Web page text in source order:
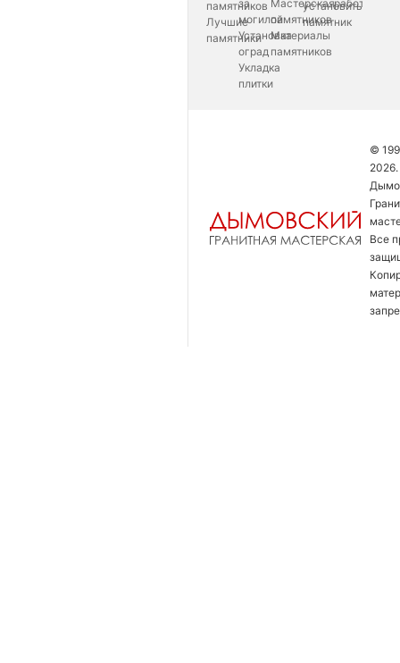
памятников
Лучшие
памятники
за
могилой
Установка
оград
Укладка
плитки
Мастерская
памятников
Материалы
памятников
установить
памятник
работаем
©
2026.
Все